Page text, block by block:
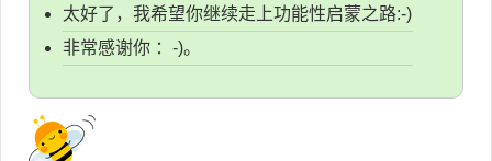
太好了，我希望你继续走上功能性启蒙之路:-)
非常感谢你 ：-)。